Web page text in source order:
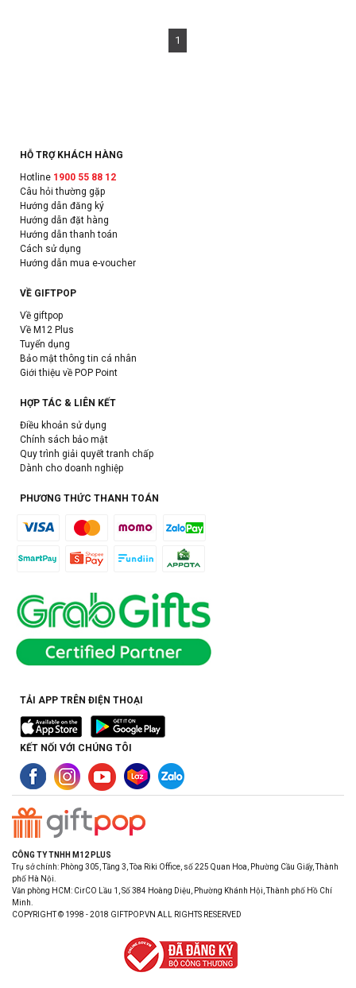
1
HỖ TRỢ KHÁCH HÀNG
Hotline 1900 55 88 12
Câu hỏi thường gặp
Hướng dẫn đăng ký
Hướng dẫn đặt hàng
Hướng dẫn thanh toán
Cách sử dụng
Hướng dẫn mua e-voucher
VỀ GIFTPOP
Về giftpop
Về M12 Plus
Tuyển dụng
Bảo mật thông tin cá nhân
Giới thiệu về POP Point
HỢP TÁC & LIÊN KẾT
Điều khoản sử dụng
Chính sách bảo mật
Quy trình giải quyết tranh chấp
Dành cho doanh nghiệp
PHƯƠNG THỨC THANH TOÁN
TẢI APP TRÊN ĐIỆN THOẠI
KẾT NỐI VỚI CHÚNG TÔI
CÔNG TY TNHH M12 PLUS
Trụ sở chính: Phòng 305, Tầng 3, Tòa Riki Office, số 225 Quan Hoa, Phường Cầu Giấy, Thành
phố Hà Nội.
Văn phòng HCM: CirCO Lầu 1, Số 384 Hoàng Diệu, Phường Khánh Hội, Thành phố Hồ Chí
Minh.
COPYRIGHT © 1998 - 2018 GIFTPOP.VN ALL RIGHTS RESERVED